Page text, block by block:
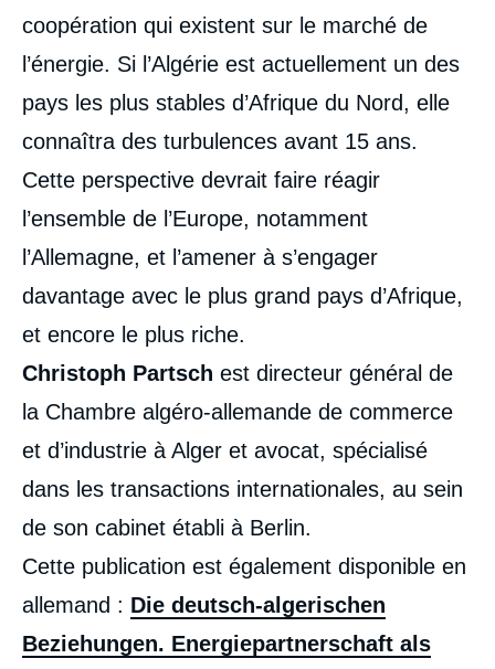
coopération qui existent sur le marché de
l’énergie. Si l’Algérie est actuellement un des
pays les plus stables d’Afrique du Nord, elle
connaîtra des turbulences avant 15 ans.
Cette perspective devrait faire réagir
l’ensemble de l’Europe, notamment
l’Allemagne, et l’amener à s’engager
davantage avec le plus grand pays d’Afrique,
et encore le plus riche.
Christoph Partsch est directeur général de
la Chambre algéro-allemande de commerce
et d’industrie à Alger et avocat, spécialisé
dans les transactions internationales, au sein
de son cabinet établi à Berlin.
Cette publication est également disponible en
allemand : Die deutsch-algerischen
Beziehungen. Energiepartnerschaft als